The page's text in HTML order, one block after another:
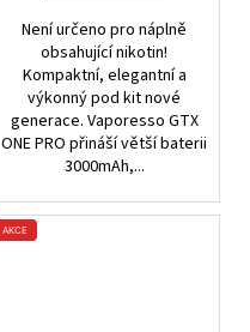
Není určeno pro náplně
obsahující nikotin!
Kompaktní, elegantní a
výkonný pod kit nové
generace. Vaporesso GTX
ONE PRO přináší větší baterii
3000mAh,...
AKCE